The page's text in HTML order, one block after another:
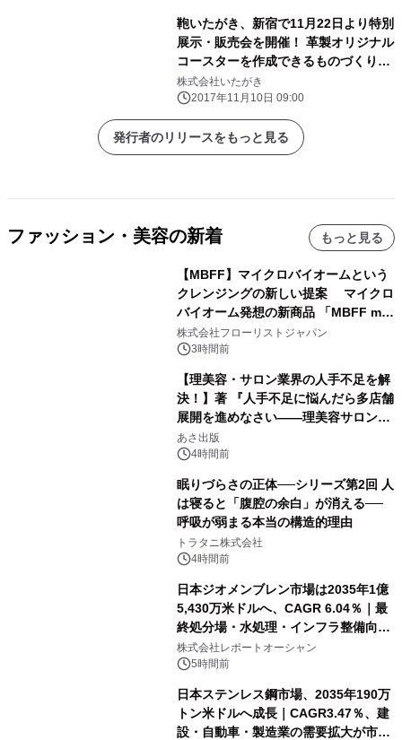
鞄いたがき、新宿で11月22日より特別
展示・販売会を開催！ 革製オリジナル
コースターを作成できるものづくり教
室も実施
株式会社いたがき
2017年11月10日 09:00
発行者のリリースをもっと見る
ファッション・美容の新着 もっと見る
【MBFF】マイクロバイオームという
クレンジングの新しい提案 マイクロ
バイオーム発想の新商品 「MBFF mb
クレンジングPRO」を2026年8月6日
発売
株式会社フローリストジャパン
3時間前
【理美容・サロン業界の人手不足を解
決！】著 『人手不足に悩んだら多店舗
展開を進めなさい――理美容サロン
「多店舗展開」の教科書』2026年8月
24日（月）発売
あさ出版
4時間前
眠りづらさの正体──シリーズ第2回 人
は寝ると「腹腔の余白」が消える──
呼吸が弱まる本当の構造的理由
トラタニ株式会社
4時間前
日本ジオメンブレン市場は2035年1億
5,430万米ドルへ、CAGR 6.04％｜最
終処分場・水処理・インフラ整備向け
需要拡大
株式会社レポートオーシャン
5時間前
日本ステンレス鋼市場、2035年190万
トン米ドルへ成長｜CAGR3.47％、建
設・自動車・製造業の需要拡大が市場